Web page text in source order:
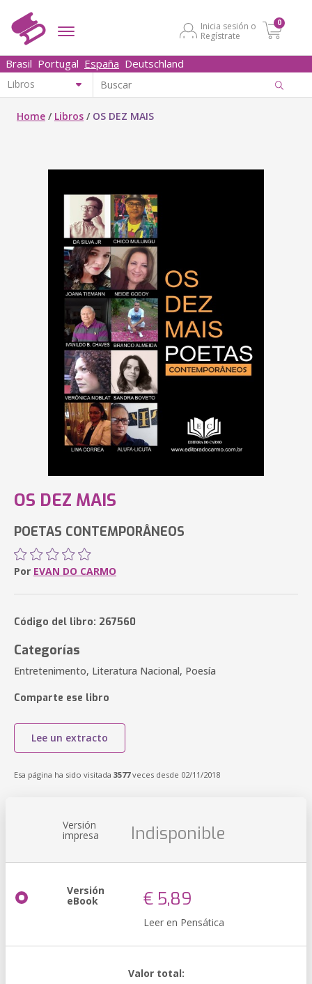
Inicia sesión o
Regístrate
0
Brasil Portugal España Deutschland
Home / Libros / OS DEZ MAIS
OS DEZ MAIS
POETAS CONTEMPORÂNEOS
Por EVAN DO CARMO
Código del libro: 267560
Categorías
Entretenimento, Literatura Nacional, Poesía
Comparte ese libro
Lee un extracto
Esa página ha sido visitada 3577veces desde 02/11/2018
Versión
impresa Indisponible
Versión
eBook € 5,89
Leer en Pensática
Valor total: